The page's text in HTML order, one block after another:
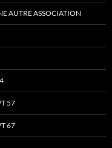
AUTRE ASSOCIATION
57
67